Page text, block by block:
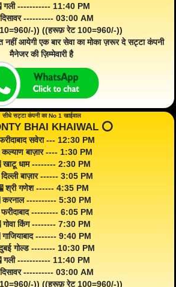
गली ----------- 11:40 PM
---------- 03:00 AM
10=960/-)) ((हरूफ़ रेट 100=960/-))
आयेगी एक बार सेवा का मोका ज़रूर दे सट्टा कंपनी
मैनेजर की ज़िम्मेवारी है
सीधे सट्टा कंपनी का No 1 खाईवाल
BHAI KHAIWAL ⭕️
सवेरा --- 12:30 PM
कल्याण बाज़ार ---- 1:30 PM
खाटू धाम -------- 2:30 PM
बाज़ार ------ 3:05 PM
श्री गणेश ------ 4:35 PM
करनाल ---------- 5:30 PM
--------- 6:05 PM
गोवा किंग -------- 7:30 PM
गाजियाबाद ------- 9:40 PM
गोल्ड -------- 10:30 PM
गली ----------- 11:40 PM
---------- 03:00 AM
10=960/-)) ((हरूफ़ रेट 100=960/-))